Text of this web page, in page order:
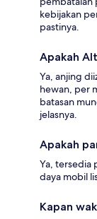
kebijakan
pastinya.
Apakah
Ya, anjing
hewan, per
batasan
jelasnya.
Apakah
Ya, tersedia
daya mobil
Kapan